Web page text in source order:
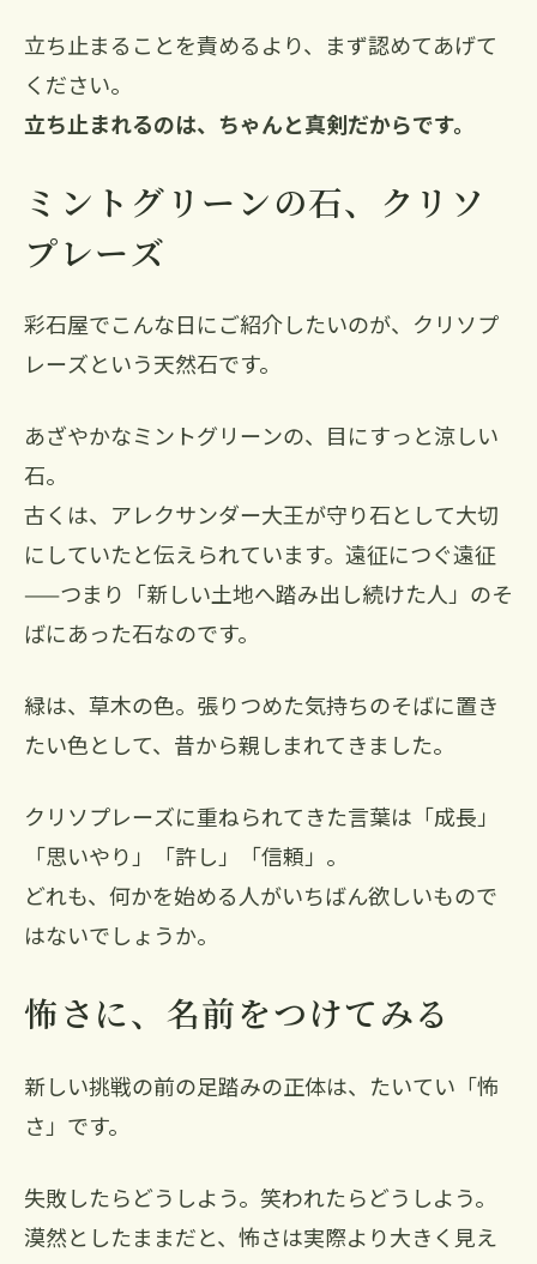
立ち止まることを責めるより、まず認めてあげて
ください。
立ち止まれるのは、ちゃんと真剣だからです。
ミントグリーンの石、クリソ
プレーズ
彩石屋でこんな日にご紹介したいのが、クリソプ
レーズという天然石です。
あざやかなミントグリーンの、目にすっと涼しい
石。
古くは、アレクサンダー大王が守り石として大切
にしていたと伝えられています。遠征につぐ遠征
——つまり「新しい土地へ踏み出し続けた人」のそ
ばにあった石なのです。
緑は、草木の色。張りつめた気持ちのそばに置き
たい色として、昔から親しまれてきました。
クリソプレーズに重ねられてきた言葉は「成長」
「思いやり」「許し」「信頼」。
どれも、何かを始める人がいちばん欲しいもので
はないでしょうか。
怖さに、名前をつけてみる
新しい挑戦の前の足踏みの正体は、たいてい「怖
さ」です。
失敗したらどうしよう。笑われたらどうしよう。
漠然としたままだと、怖さは実際より大きく見え